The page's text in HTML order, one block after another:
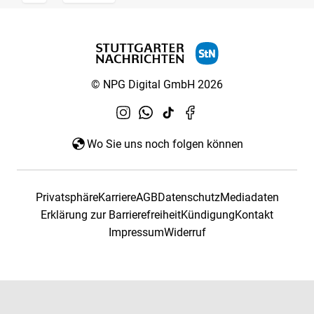
© NPG Digital GmbH 2026
Wo Sie uns noch folgen können
PrivatsphäreKarriereAGBDatenschutzMediadaten
Erklärung zur BarrierefreiheitKündigungKontakt
ImpressumWiderruf